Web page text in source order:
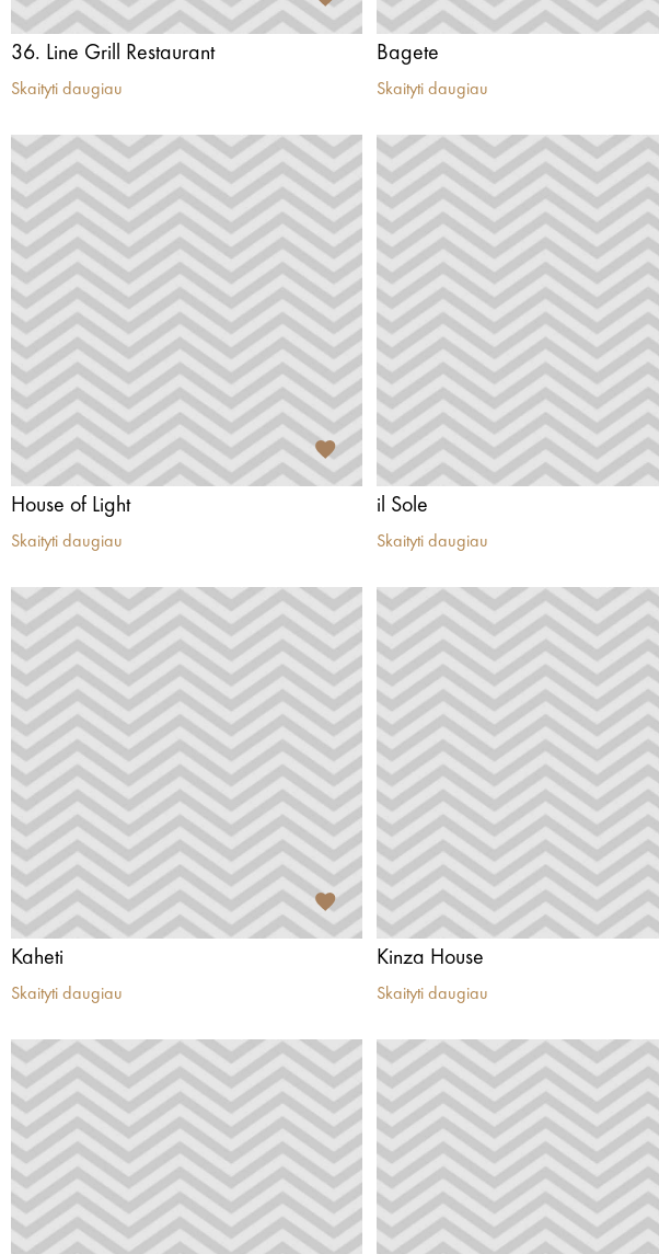
36. Line Grill Restaurant
Skaityti daugiau
Bagete
Skaityti daugiau
House of Light
Skaityti daugiau
il Sole
Skaityti daugiau
Kaheti
Skaityti daugiau
Kinza House
Skaityti daugiau